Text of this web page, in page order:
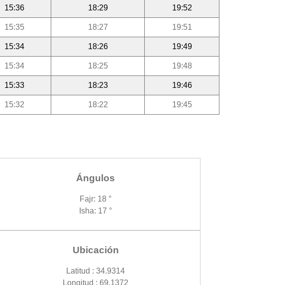
15:36 18:29 19:52
15:35 18:27 19:51
15:34 18:26 19:49
15:34 18:25 19:48
15:33 18:23 19:46
15:32 18:22 19:45
Ángulos
Fajr: 18 °
Isha: 17 °
Ubicación
Latitud : 34.9314
Longitud : 69.1372